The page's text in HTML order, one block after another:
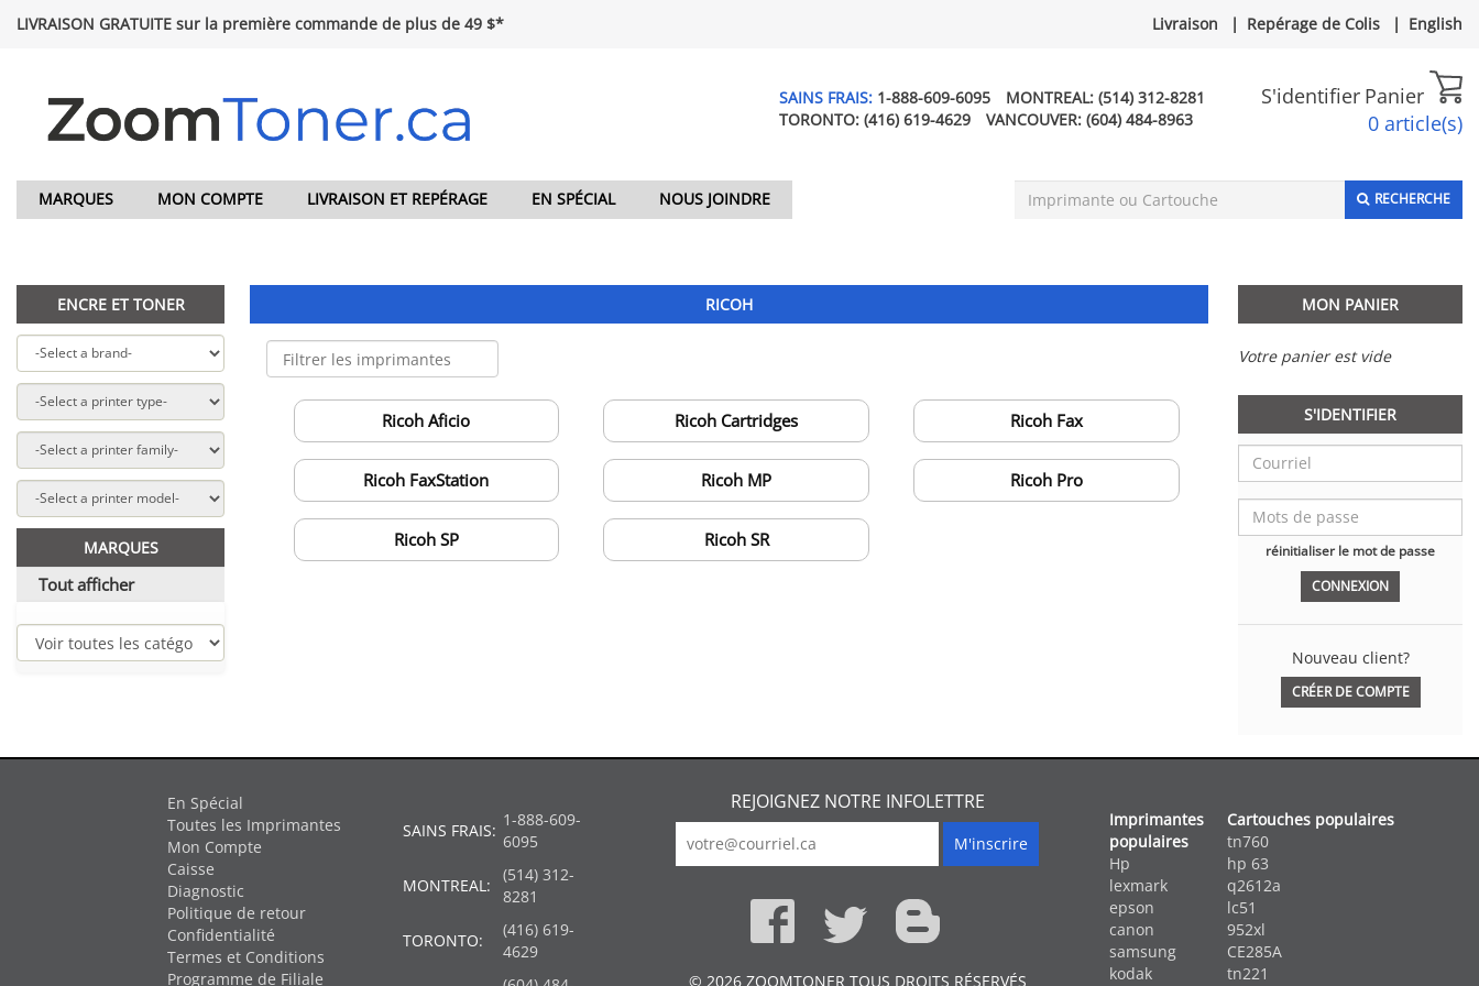
LIVRAISON GRATUITE sur la première commande de plus de 49 $* Livraison | Repérage de Colis | English
SAINS FRAIS: 1-888-609-6095 MONTREAL: (514) 312-8281
TORONTO: (416) 619-4629 VANCOUVER: (604) 484-8963
S'identifier Panier
0 article(s)
MARQUES MON COMPTE LIVRAISON ET REPÉRAGE EN SPÉCIAL NOUS JOINDRE RECHERCHE
ENCRE ET TONER
MARQUES
Tout afficher
RICOH
Ricoh Aficio Ricoh Cartridges Ricoh Fax
Ricoh FaxStation Ricoh MP Ricoh Pro
Ricoh SP Ricoh SR
MON PANIER
Votre panier est vide
S'IDENTIFIER
réinitialiser le mot de passe
Nouveau client?
CRÉER DE COMPTE
En Spécial
Toutes les Imprimantes
Mon Compte
Caisse
Diagnostic
Politique de retour
Confidentialité
Termes et Conditions
Programme de Filiale
SAINS FRAIS:
1-888-609-
6095
MONTREAL:
(514) 312-
8281
TORONTO:
(416) 619-
4629
REJOIGNEZ NOTRE INFOLETTRE
© 2026 ZOOMTONER TOUS DROITS RÉSERVÉS
Imprimantes
populaires
Hp
lexmark
epson
canon
samsung
kodak
Cartouches populaires
tn760
hp 63
q2612a
lc51
952xl
CE285A
tn221